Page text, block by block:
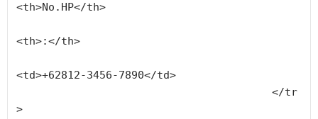
<th>No.HP</th>
<th>:</th>
<td>+62812-3456-7890</td>
>